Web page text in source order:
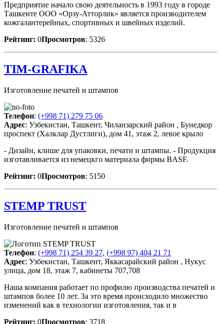
Предприятие начало свою деятельность в 1993 году в городе
Ташкенте ООО «Орзу-Атторлик» является производителем
кожгалантерейных, спортивных и швейных изделий.
Рейтинг: 0Просмотров: 5326
TIM-GRAFIKA
Изготовление печатей и штампов
Телефон: (+998 71) 279 75 06
Адрес: Узбекистан, Ташкент, Чиланзарский район , Бунедкор
проспект (Халклар Дустлиги), дом 41, этаж 2, левое крыло
- Дизайн, клише для упаковки, печати и штампы. - Продукция
изготавливается из немецкго материала фирмы BASF.
Рейтинг: 0Просмотров: 5150
STEMP TRUST
Изготовление печатей и штампов
Телефон: (+998 71) 254 39 27, (+998 97) 404 21 71
Адрес: Узбекистан, Ташкент, Яккасарайский район , Нукус
улица, дом 18, этаж 7, кабинеты 707,708
Наша компания работает по профилю производства печатей и
штампов более 10 лет. За это время происходило множество
изменений как в технологии изготовления, так и в
Рейтинг: 0Просмотров: 3718